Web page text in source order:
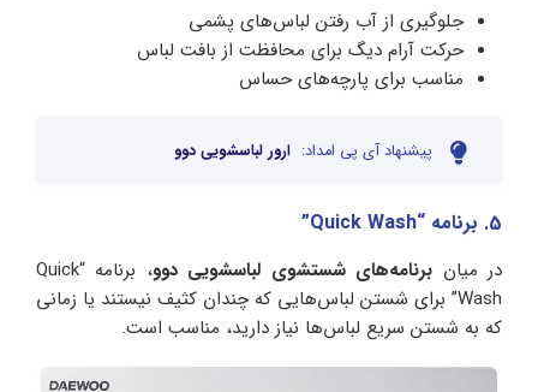
جلوگیری از آب رفتن لباس‌های پشمی
حرکت آرام دیگ برای محافظت از بافت لباس
مناسب برای پارچه‌های حساس
پیشنهاد آی پی امداد: ارور لباسشویی دوو
5. برنامه “Quick Wash”
در میان برنامه‌های شستشوی لباسشویی دوو
، برنامه “Quick
Wash” برای شستن لباس‌هایی که چندان کثیف نیستند یا زمانی
که به شستن سریع لباس‌ها نیاز دارید، مناسب است.